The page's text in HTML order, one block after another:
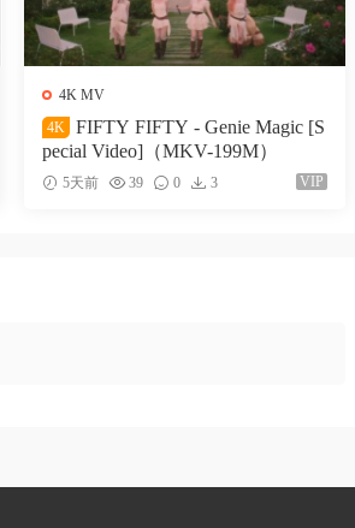
4K MV
4K
FIFTY FIFTY - Genie Magic [S
pecial Video]（MKV-199M）
5天前 39 0 3 VIP